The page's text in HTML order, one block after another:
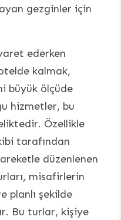
gezginler için
ederken
kalmak,
büyük ölçüde
hizmetler, bu
Özellikle
tarafından
düzenlenen
misafirlerin
planlı şekilde
Bu turlar, kişiye